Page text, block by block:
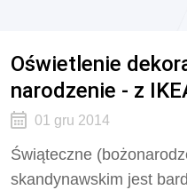
Oświetlenie
narodzenie - z
01 gru 2014
Świąteczne
skandynawskim jest